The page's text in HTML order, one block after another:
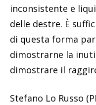
inconsistente e
delle destre. È
di questa forma
dimostrarne la
dimostrare il
Stefano Lo Russo